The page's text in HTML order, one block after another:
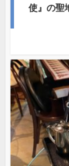
使』の聖